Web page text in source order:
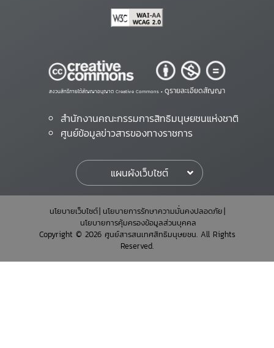
สงวนสิทธิ์ภายใต้สัญญาอนุญาต Creative Commons • ดูรายละเอียดสัญญา
สำนักงานคณะกรรมการสิทธิมนุษยชนแห่งชาติ
ศูนย์ข้อมูลข่าวสารของทางราชการ
แผนผังเว็บไซต์
นโยบายเว็บไซต์ นโยบายการรักษาความมั่นคงปลอดภัย
นโยบายการคุ้มครองข้อมูลส่วนบุคคล
Copyright © 2026 ศูนย์สารสนเทศสิทธิมนุษยชน. All Rights
Reserved.